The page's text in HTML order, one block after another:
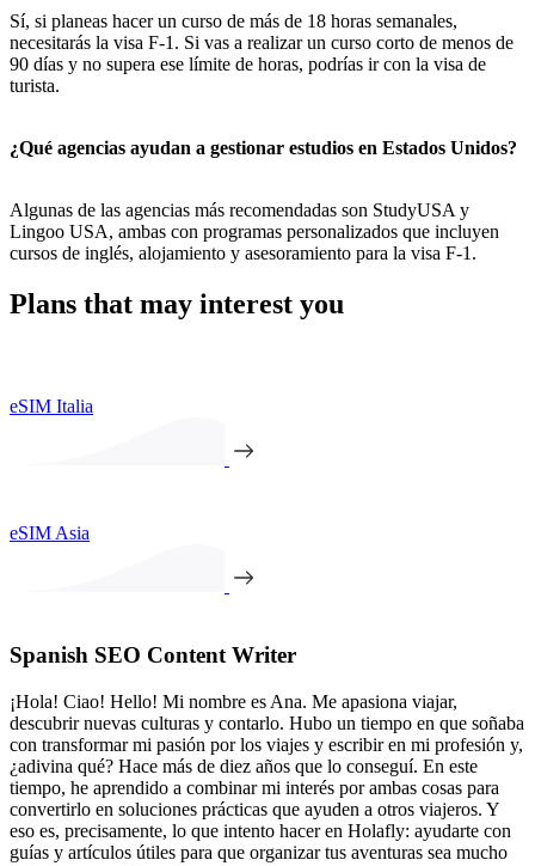
Sí, si planeas hacer un curso de más de 18 horas semanales,
necesitarás la visa F-1. Si vas a realizar un curso corto de menos de
90 días y no supera ese límite de horas, podrías ir con la visa de
turista.
¿Qué agencias ayudan a gestionar estudios en Estados Unidos?
Algunas de las agencias más recomendadas son StudyUSA y
Lingoo USA, ambas con programas personalizados que incluyen
cursos de inglés, alojamiento y asesoramiento para la visa F-1.
Plans that may interest you
eSIM Italia
eSIM Asia
Spanish SEO Content Writer
¡Hola! Ciao! Hello! Mi nombre es Ana. Me apasiona viajar,
descubrir nuevas culturas y contarlo. Hubo un tiempo en que soñaba
con transformar mi pasión por los viajes y escribir en mi profesión y,
¿adivina qué? Hace más de diez años que lo conseguí. En este
tiempo, he aprendido a combinar mi interés por ambas cosas para
convertirlo en soluciones prácticas que ayuden a otros viajeros. Y
eso es, precisamente, lo que intento hacer en Holafly: ayudarte con
guías y artículos útiles para que organizar tus aventuras sea mucho